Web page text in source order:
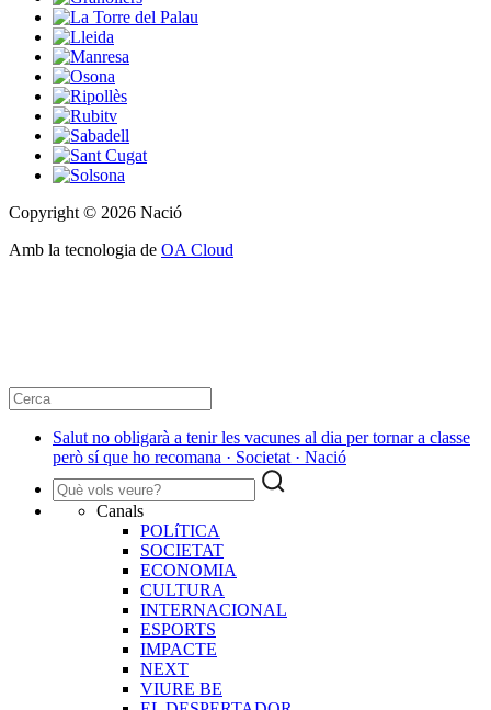
Copyright © 2026 Nació
Amb la tecnologia de OA Cloud
Salut no obligarà a tenir les vacunes al dia per tornar a classe
però sí que ho recomana · Societat · Nació
Canals
POLíTICA
SOCIETAT
ECONOMIA
CULTURA
INTERNACIONAL
ESPORTS
IMPACTE
NEXT
VIURE BE